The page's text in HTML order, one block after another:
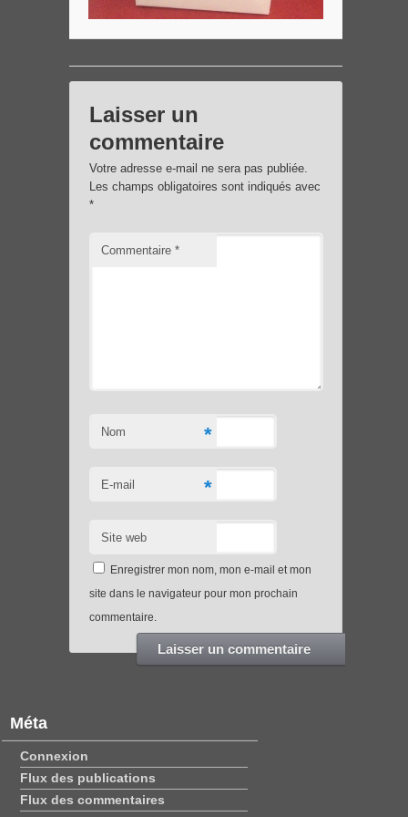
Laisser un
commentaire
Votre adresse e-mail ne sera pas publiée.
Les champs obligatoires sont indiqués avec
*
Commentaire *
Nom *
E-mail *
Site web
Enregistrer mon nom, mon e-mail et mon
site dans le navigateur pour mon prochain
commentaire.
Méta
Connexion
Flux des publications
Flux des commentaires